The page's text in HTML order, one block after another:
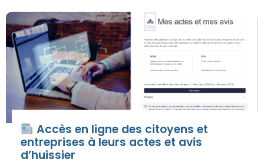
Accès en ligne des citoyens et
entreprises à leurs actes et avis
d’huissier